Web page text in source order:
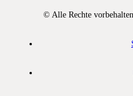
© Alle Rechte